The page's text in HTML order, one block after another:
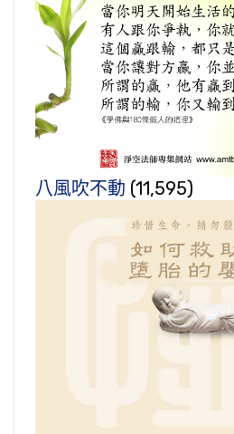
八風吹不動 (11,595)